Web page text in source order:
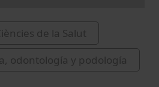
de la Salut
odontología y podología